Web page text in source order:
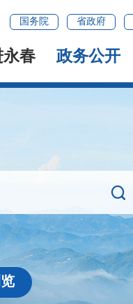
国务院 省政府
永春 政务公开
